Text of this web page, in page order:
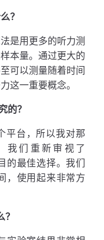
？
是用更多的听力测
本量。通过更大的
可以测量随着时间
这一重要概念。
的？
平台，所以我对那
我们重新审视了
的最佳选择。我们
，使用起来非常方